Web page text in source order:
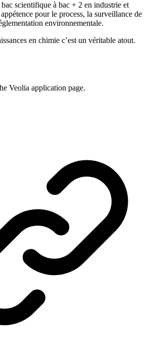
scientifique à bac + 2 en industrie et
pour le process, la surveillance de
environnementale.
en chimie c’est un véritable atout.
Veolia application page.